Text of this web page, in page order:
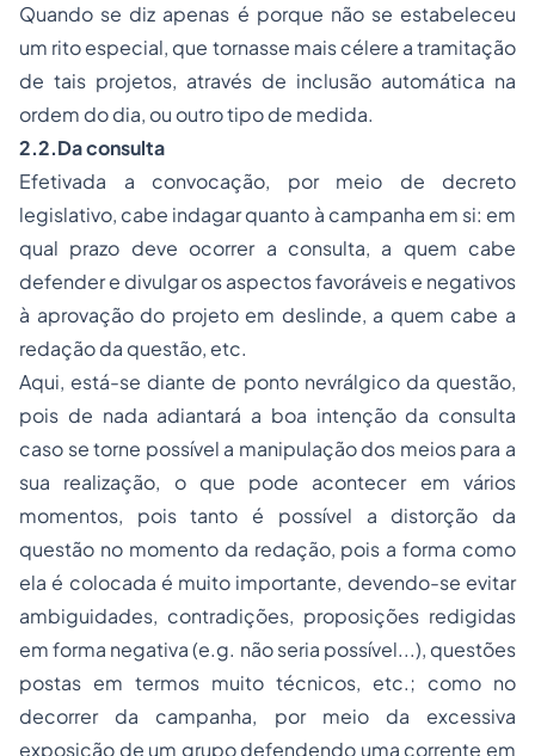
Quando se diz apenas é porque não se estabeleceu
um rito especial, que tornasse mais célere a tramitação
de tais projetos, através de inclusão automática na
ordem do dia, ou outro tipo de medida.
2.2.Da consulta
Efetivada a convocação, por meio de decreto
legislativo, cabe indagar quanto à campanha em si: em
qual prazo deve ocorrer a consulta, a quem cabe
defender e divulgar os aspectos favoráveis e negativos
à aprovação do projeto em deslinde, a quem cabe a
redação da questão, etc.
Aqui, está-se diante de ponto nevrálgico da questão,
pois de nada adiantará a boa intenção da consulta
caso se torne possível a manipulação dos meios para a
sua realização, o que pode acontecer em vários
momentos, pois tanto é possível a distorção da
questão no momento da redação, pois a forma como
ela é colocada é muito importante, devendo-se evitar
ambiguidades, contradições, proposições redigidas
em forma negativa (e.g. não seria possível...), questões
postas em termos muito técnicos, etc.; como no
decorrer da campanha, por meio da excessiva
exposição de um grupo defendendo uma corrente em